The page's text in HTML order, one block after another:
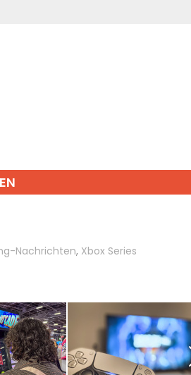
Nachrichten, Xbox Series